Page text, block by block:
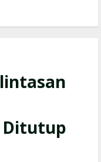
Ditutup